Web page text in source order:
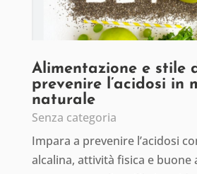
Alimentazione e stile
prevenire l’acidosi in
naturale
Senza categoria
Impara a prevenire l’acidosi
alcalina, attività fisica e